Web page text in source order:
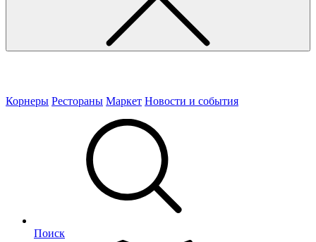
Корнеры Рестораны Маркет Новости и события
Поиск